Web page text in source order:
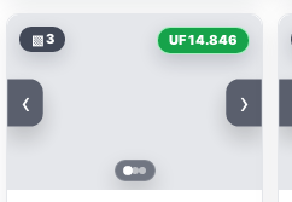
▧3 UF 14.846
‹ ›